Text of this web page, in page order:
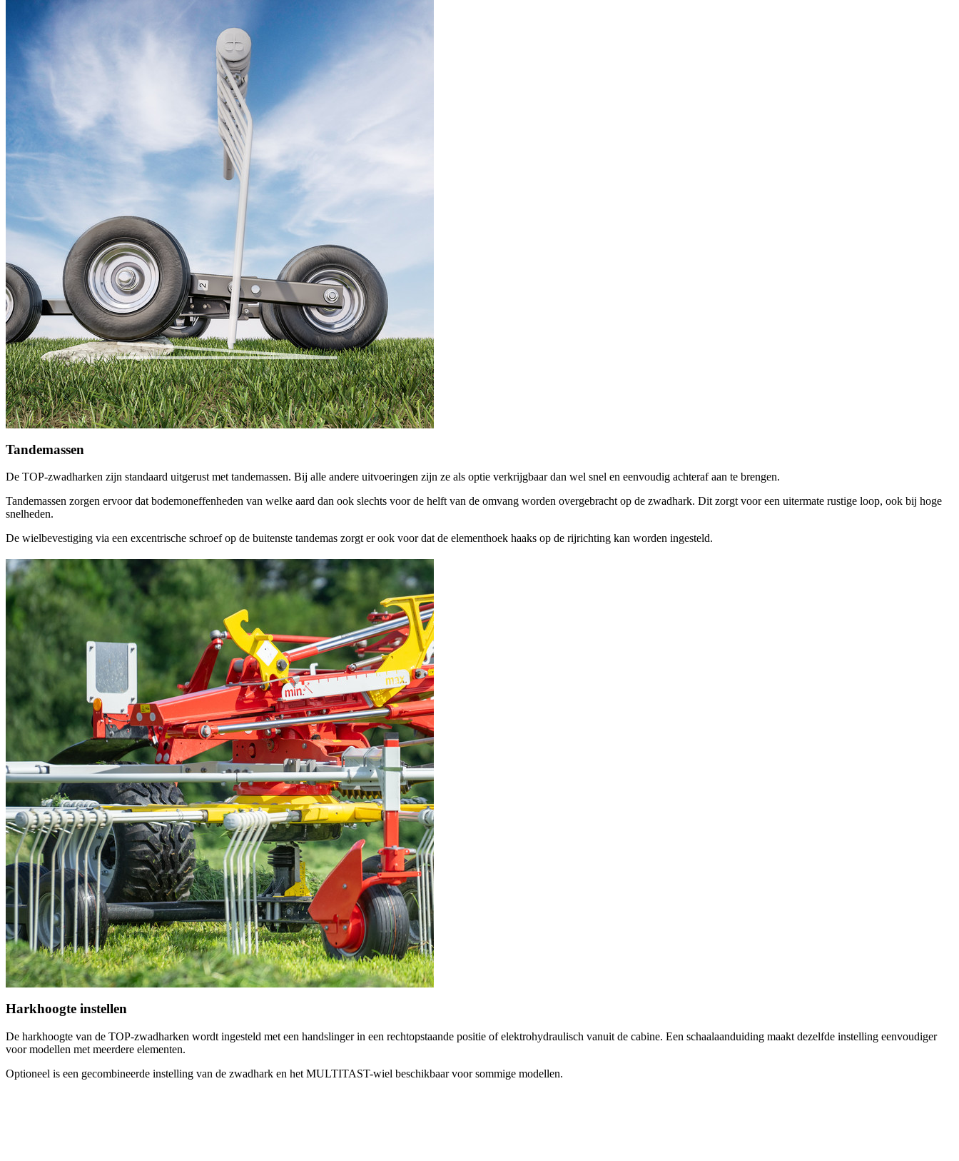
Tandemassen
De TOP-zwadharken zijn standaard uitgerust met tandemassen. Bij alle andere uitvoeringen zijn ze als optie verkrijgbaar dan wel snel en eenvoudig achteraf aan te brengen.
Tandemassen zorgen ervoor dat bodemoneffenheden van welke aard dan ook slechts voor de helft van de omvang worden overgebracht op de zwadhark. Dit zorgt voor een uitermate rustige loop, ook bij hoge
snelheden.
De wielbevestiging via een excentrische schroef op de buitenste tandemas zorgt er ook voor dat de elementhoek haaks op de rijrichting kan worden ingesteld.
Harkhoogte instellen
De harkhoogte van de TOP-zwadharken wordt ingesteld met een handslinger in een rechtopstaande positie of elektrohydraulisch vanuit de cabine. Een schaalaanduiding maakt dezelfde instelling eenvoudiger
voor modellen met meerdere elementen.
Optioneel is een gecombineerde instelling van de zwadhark en het MULTITAST-wiel beschikbaar voor sommige modellen.